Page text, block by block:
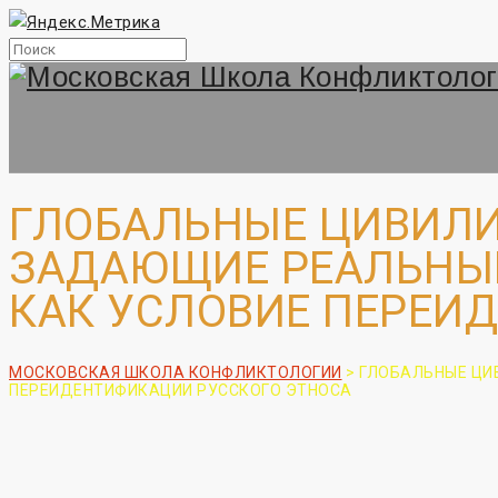
ГЛОБАЛЬНЫЕ
ЗАДАЮЩИЕ
КАК УСЛОВИЕ
МОСКОВСКАЯ ШКОЛА КОНФЛИКТОЛОГИИ > ГЛОБАЛЬНЫЕ
ПЕРЕИДЕНТИФИКАЦИИ РУССКОГО ЭТНОСА